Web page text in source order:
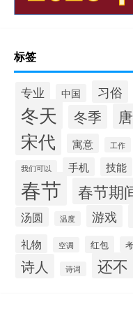
标签
专业 中国 习俗
冬天 冬季
宋代 寓意 工作
我们可以 手机 技能
春节 春节期
汤圆 温度 游戏
礼物 空调 红包
诗人 诗词 还不